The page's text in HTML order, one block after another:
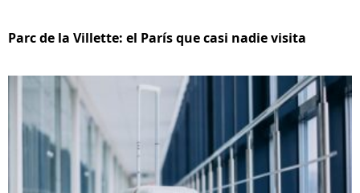
Parc de la Villette: el París que casi nadie visita